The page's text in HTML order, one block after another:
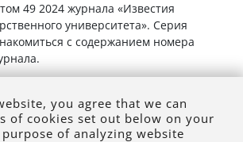
49 2024 журнала «Известия
университета». Серия
с содержанием номера
След. Посл.
you agree that we can
of cookies set out below on your
of analyzing website